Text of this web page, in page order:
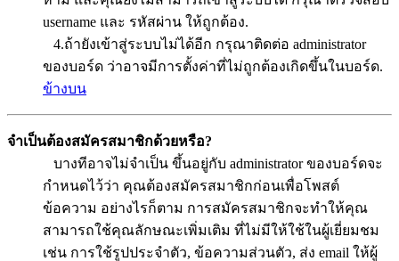
username และ รหัสผ่าน ให้ถูกต้อง.
4.ถ้ายังเข้าสู่ระบบไม่ได้อีก กรุณาติดต่อ administrator
ของบอร์ด ว่าอาจมีการตั้งค่าที่ไม่ถูกต้องเกิดขึ้นในบอร์ด.
ข้างบน
จำเป็นต้องสมัครสมาชิกด้วยหรือ?
บางทีอาจไม่จำเป็น ขึ้นอยู่กับ administrator ของบอร์ดจะ
กำหนดไว้ว่า คุณต้องสมัครสมาชิกก่อนเพื่อโพสต์
ข้อความ อย่างไรก็ตาม การสมัครสมาชิกจะทำให้คุณ
สามารถใช้คุณลักษณะเพิ่มเติม ที่ไม่มีให้ใช้ในผู้เยี่ยมชม
เช่น การใช้รูปประจำตัว, ข้อความส่วนตัว, ส่ง email ให้ผู้